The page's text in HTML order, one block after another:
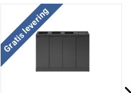
Køb mere og spar
Gratis levering